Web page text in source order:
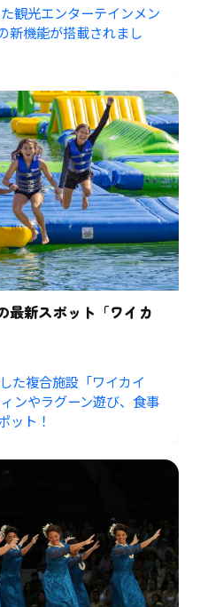
観光エンターテインメン
新機能が搭載されまし
最新スポット「ワイカ
た複合施設「ワイカイ
ンやラグーン遊び、食事
ット！